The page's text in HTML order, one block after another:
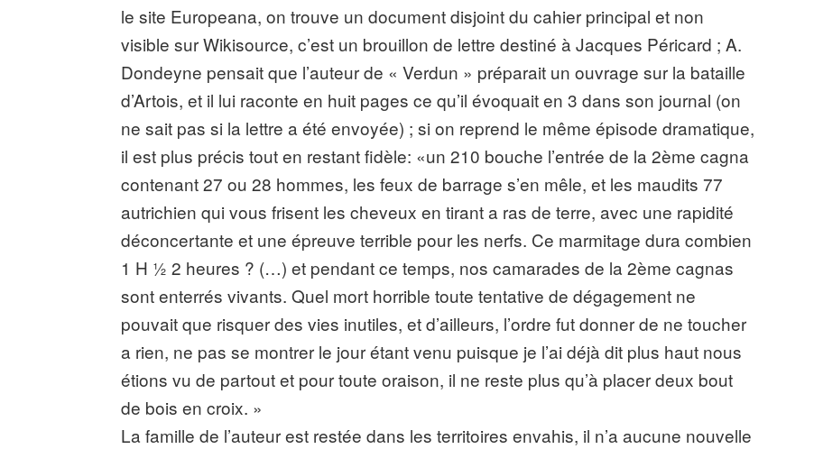
le site Europeana, on trouve un document disjoint du cahier principal et non
visible sur Wikisource, c’est un brouillon de lettre destiné à Jacques Péricard ; A.
Dondeyne pensait que l’auteur de « Verdun » préparait un ouvrage sur la bataille
d’Artois, et il lui raconte en huit pages ce qu’il évoquait en 3 dans son journal (on
ne sait pas si la lettre a été envoyée) ; si on reprend le même épisode dramatique,
il est plus précis tout en restant fidèle: «un 210 bouche l’entrée de la 2ème cagna
contenant 27 ou 28 hommes, les feux de barrage s’en mêle, et les maudits 77
autrichien qui vous frisent les cheveux en tirant a ras de terre, avec une rapidité
déconcertante et une épreuve terrible pour les nerfs. Ce marmitage dura combien
1 H ½ 2 heures ? (…) et pendant ce temps, nos camarades de la 2ème cagnas
sont enterrés vivants. Quel mort horrible toute tentative de dégagement ne
pouvait que risquer des vies inutiles, et d’ailleurs, l’ordre fut donner de ne toucher
a rien, ne pas se montrer le jour étant venu puisque je l’ai déjà dit plus haut nous
étions vu de partout et pour toute oraison, il ne reste plus qu’à placer deux bout
de bois en croix. »
La famille de l’auteur est restée dans les territoires envahis, il n’a aucune nouvelle